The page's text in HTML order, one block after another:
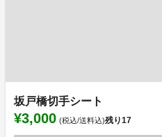
坂戸橋切手シート
¥3,000 (税込/送料込)残り17